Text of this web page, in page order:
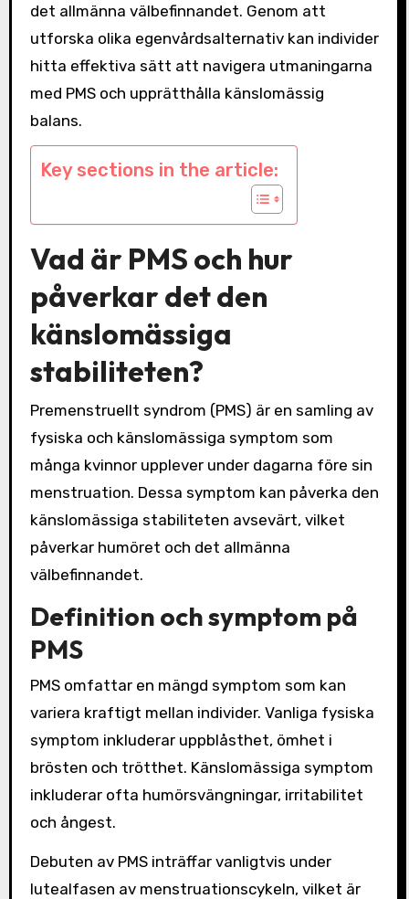
det allmänna välbefinnandet. Genom att
utforska olika egenvårdsalternativ kan individer
hitta effektiva sätt att navigera utmaningarna
med PMS och upprätthålla känslomässig
balans.
Key sections in the article:
Vad är PMS och hur
påverkar det den
känslomässiga
stabiliteten?
Premenstruellt syndrom (PMS) är en samling av
fysiska och känslomässiga symptom som
många kvinnor upplever under dagarna före sin
menstruation. Dessa symptom kan påverka den
känslomässiga stabiliteten avsevärt, vilket
påverkar humöret och det allmänna
välbefinnandet.
Definition och symptom på
PMS
PMS omfattar en mängd symptom som kan
variera kraftigt mellan individer. Vanliga fysiska
symptom inkluderar uppblåsthet, ömhet i
brösten och trötthet. Känslomässiga symptom
inkluderar ofta humörsvängningar, irritabilitet
och ångest.
Debuten av PMS inträffar vanligtvis under
lutealfasen av menstruationscykeln, vilket är